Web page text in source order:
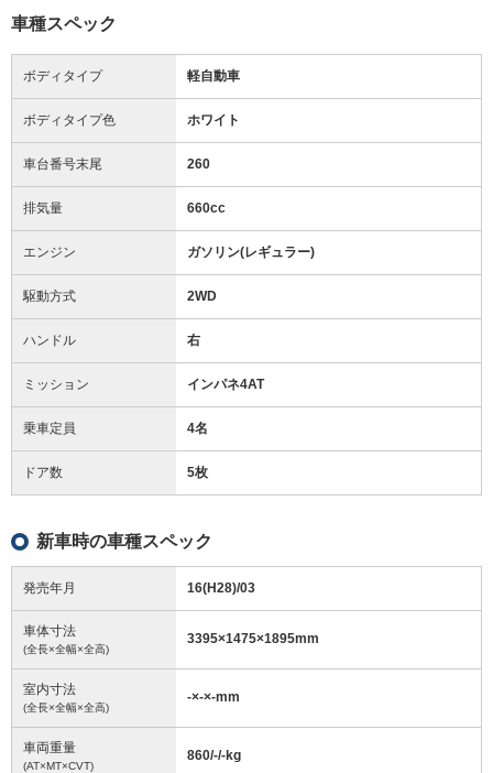
車種スペック
ボディタイプ 軽自動車
ボディタイプ色 ホワイト
車台番号末尾 260
排気量 660cc
エンジン ガソリン(レギュラー)
駆動方式 2WD
ハンドル 右
ミッション インパネ4AT
乗車定員 4名
ドア数 5枚
新車時の車種スペック
発売年月 16(H28)/03
車体寸法
(全長×全幅×全高)
3395×1475×1895mm
室内寸法
(全長×全幅×全高)
-×-×-mm
車両重量
(AT×MT×CVT)
860/-/-kg